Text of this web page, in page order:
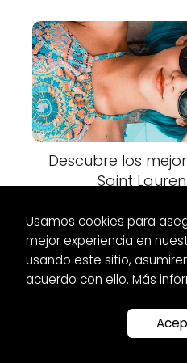
Descubre los
Saint
Zapatos
Inglés: ¡Encuentra tu estilo!
Usamos cookies para
mejor experiencia en
usando este sitio,
acuerdo con ello. Más